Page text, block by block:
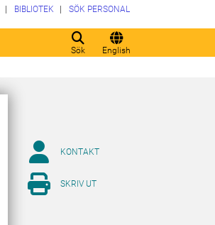
Sök English
BIBLIOTEK SÖK PERSONAL
KONTAKT
SKRIV UT